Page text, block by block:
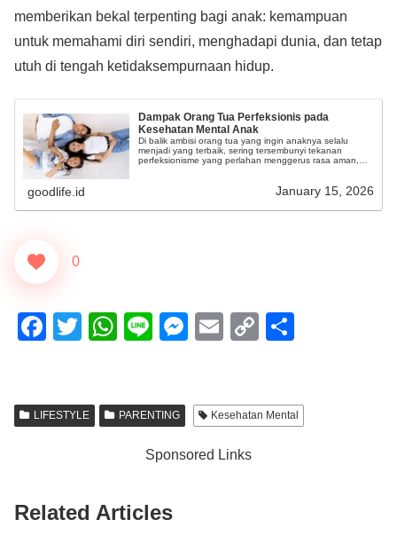
memberikan bekal terpenting bagi anak: kemampuan
untuk memahami diri sendiri, menghadapi dunia, dan tetap
utuh di tengah ketidaksempurnaan hidup.
Dampak Orang Tua Perfeksionis pada
Kesehatan Mental Anak
Di balik ambisi orang tua yang ingin anaknya selalu
menjadi yang terbaik, sering tersembunyi tekanan
perfeksionisme yang perlahan menggerus rasa aman,
goodlife.id January 15, 2026
0
F
e
o
k
T
er
W
s
p
Li
M
e
g
E
C
y
e
LIFESTYLE PARENTING Kesehatan Mental
Sponsored Links
Related Articles